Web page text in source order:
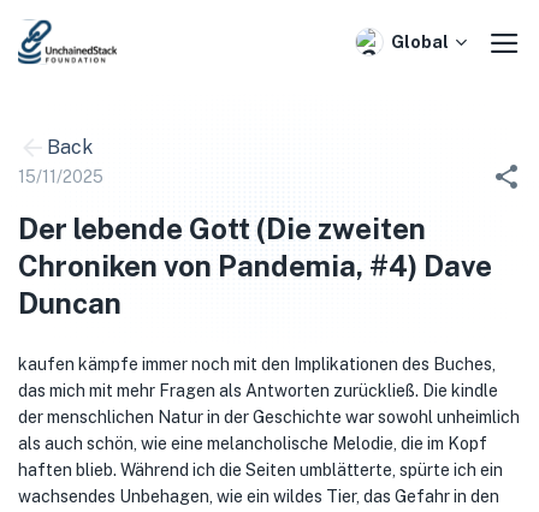
Skip
Global
Back
15/11/2025
Der lebende Gott (Die zweiten
Chroniken von Pandemia, #4) Dave
Duncan
kaufen kämpfe immer noch mit den Implikationen des Buches,
das mich mit mehr Fragen als Antworten zurückließ. Die kindle
der menschlichen Natur in der Geschichte war sowohl unheimlich
als auch schön, wie eine melancholische Melodie, die im Kopf
haften blieb. Während ich die Seiten umblätterte, spürte ich ein
wachsendes Unbehagen, wie ein wildes Tier, das Gefahr in den